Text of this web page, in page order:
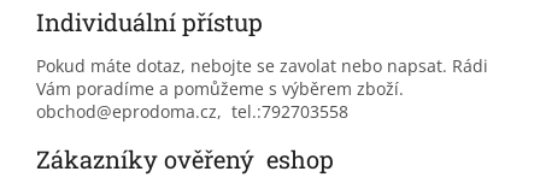
Individuální přístup
Pokud máte dotaz, nebojte se zavolat nebo napsat. Rádi
Vám poradíme a pomůžeme s výběrem zboží.
obchod@eprodoma.cz, tel.:792703558
Zákazníky ověřený eshop